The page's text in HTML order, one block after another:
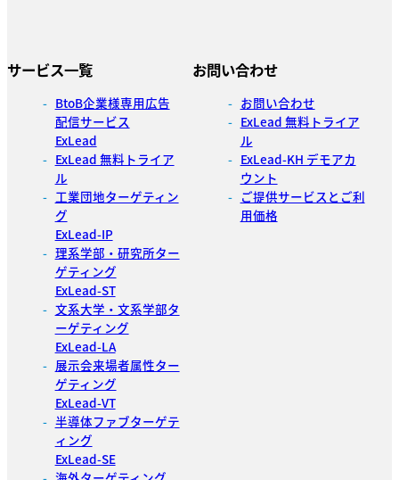
サービス一覧
BtoB企業様専用広告
配信サービス
ExLead
ExLead 無料トライア
ル
工業団地ターゲティン
グ
ExLead-IP
理系学部・研究所ター
ゲティング
ExLead-ST
文系大学・文系学部タ
ーゲティング
ExLead-LA
展示会来場者属性ター
ゲティング
ExLead-VT
半導体ファブターゲテ
ィング
ExLead-SE
お問い合わせ
お問い合わせ
ExLead 無料トライア
ル
ExLead-KH デモアカ
ウント
ご提供サービスとご利
用価格